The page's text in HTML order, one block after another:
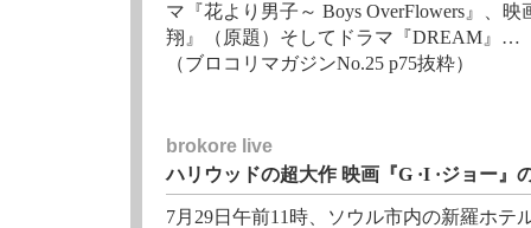
マ『花より男子～ Boys OverFlowers』、映
翔』（原題）そしてドラマ『DREAM』…
（ブロコリマガジンNo.25 p75抜粋）
brokore live
ハリウッドの超大作 映画『G ·I ·ジョー』
7月29日午前11時、ソウル市内の新羅ホテ